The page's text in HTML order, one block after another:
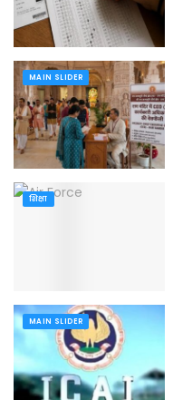
MAIN SLIDER
शिक्षा
MAIN SLIDER